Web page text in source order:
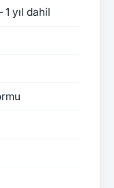
yıl dahil